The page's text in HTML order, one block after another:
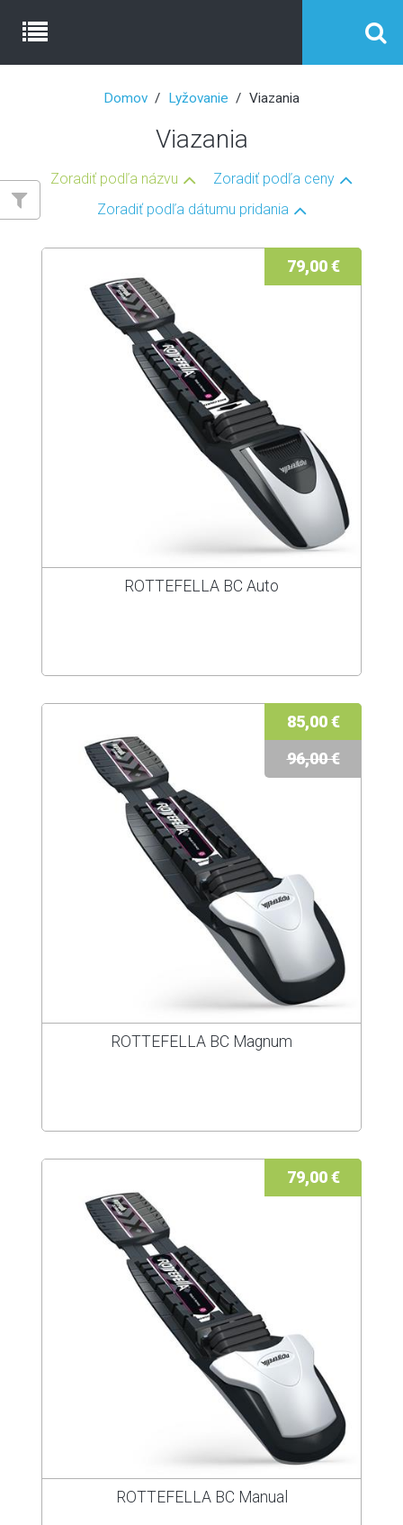
Domov Lyžovanie Viazania
Viazania
Zoradiť podľa názvu
Zoradiť podľa ceny
Zoradiť podľa dátumu pridania
79,00 €
ROTTEFELLA BC Auto
85,00 €
96,00 €
ROTTEFELLA BC Magnum
79,00 €
ROTTEFELLA BC Manual